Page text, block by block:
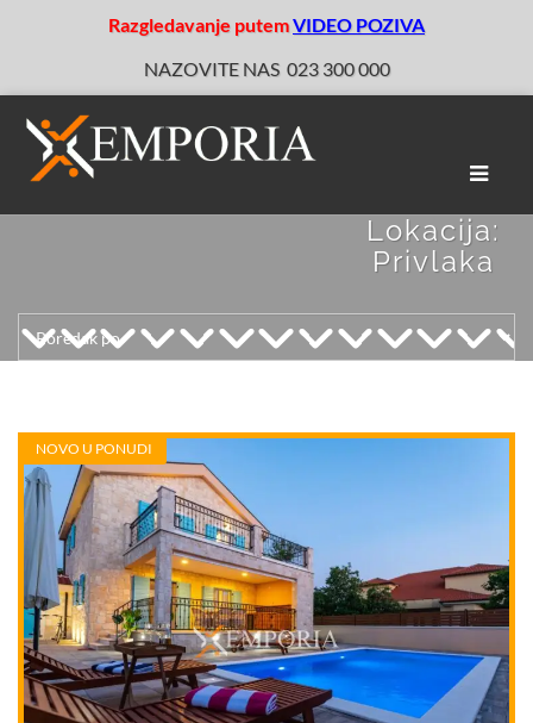
Razgledavanje putemVIDEO POZIVA
NAZOVITE NAS 023 300 000
Toggle
Lokacija:
Privlaka
NOVO U PONUDI